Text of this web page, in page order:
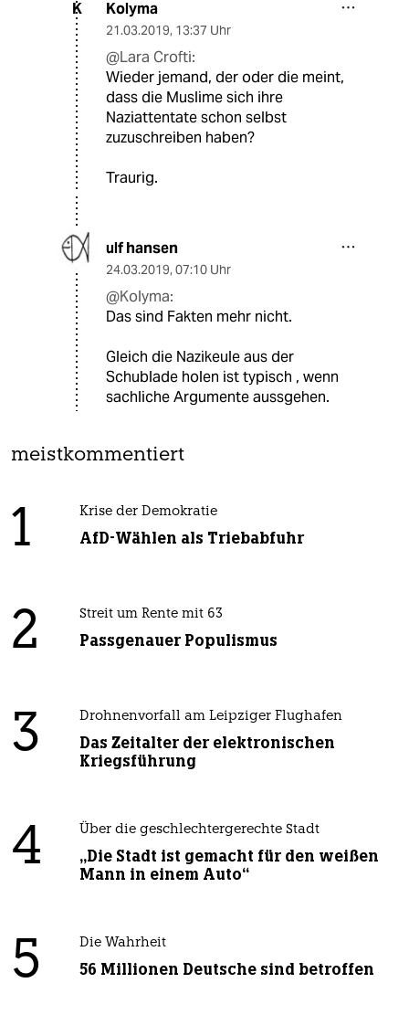
K Kolyma
21.03.2019, 13:37 Uhr
@Lara Crofti:
Wieder jemand, der oder die meint,
dass die Muslime sich ihre
Naziattentate schon selbst
zuzuschreiben haben?
Traurig.
ulf hansen
24.03.2019, 07:10 Uhr
@Kolyma:
Das sind Fakten mehr nicht.
Gleich die Nazikeule aus der
Schublade holen ist typisch , wenn
sachliche Argumente aussgehen.
meistkommentiert
1 Krise der Demokratie
AfD-Wählen als Triebabfuhr
2 Streit um Rente mit 63
Passgenauer Populismus
3 Drohnenvorfall am Leipziger Flughafen
Das Zeitalter der elektronischen
Kriegsführung
4 Über die geschlechtergerechte Stadt
„Die Stadt ist gemacht für den weißen
Mann in einem Auto“
5 Die Wahrheit
56 Millionen Deutsche sind betroffen